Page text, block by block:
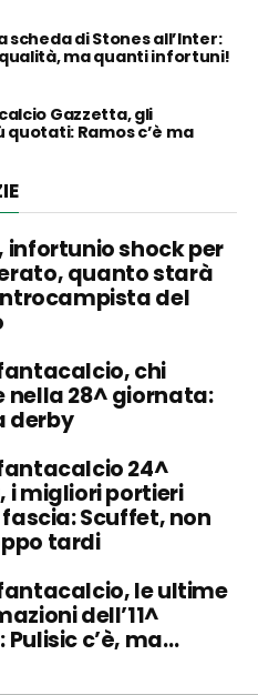
scheda di Stones all’Inter:
ma quanti infortuni!
Gazzetta, gli
Ramos c’è ma
infortunio shock per
quanto starà
del
chi
nella 28^ giornata:
derby
24^
i migliori portieri
Scuffet, non
tardi
le ultime
dell’11^
c’è, ma…